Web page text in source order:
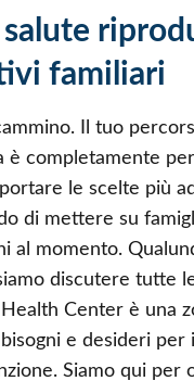
salute
familiari
Il tuo
è completamente
le scelte più
di mettere su
al momento.
discutere tutte
Center è una
e desideri per
Siamo qui per